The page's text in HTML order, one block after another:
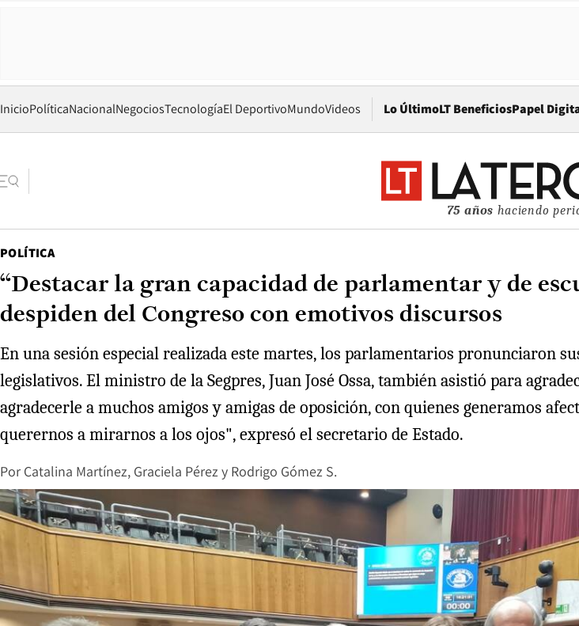
InicioPolíticaNacionalNegociosTecnologíaEl DeportivoMundoVideos Lo ÚltimoLT BeneficiosPapel
75 años haciendo
POLÍTICA
“Destacar la gran capacidad de parlamentar y de
despiden del Congreso con emotivos discursos
En una sesión especial realizada este martes, los parlamentarios pronunciaron
legislativos. El ministro de la Segpres, Juan José Ossa, también asistió para
agradecerle a muchos amigos y amigas de oposición, con quienes generamos
querernos a mirarnos a los ojos", expresó el secretario de Estado.
Por Catalina Martínez, Graciela Pérez y Rodrigo Gómez S.